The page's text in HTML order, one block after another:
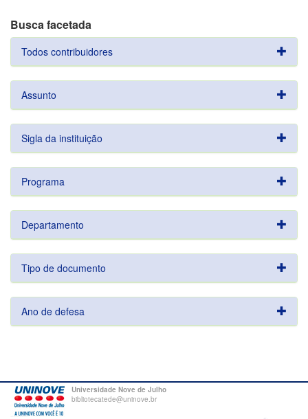
Busca facetada
Todos contribuidores
Assunto
Sigla da instituição
Programa
Departamento
Tipo de documento
Ano de defesa
Universidade Nove de Julho
bibliotecatede@uninove.br